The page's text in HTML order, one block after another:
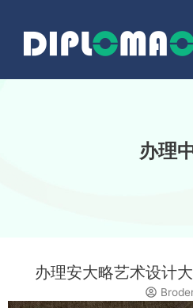
办理
办理安大略艺术设计